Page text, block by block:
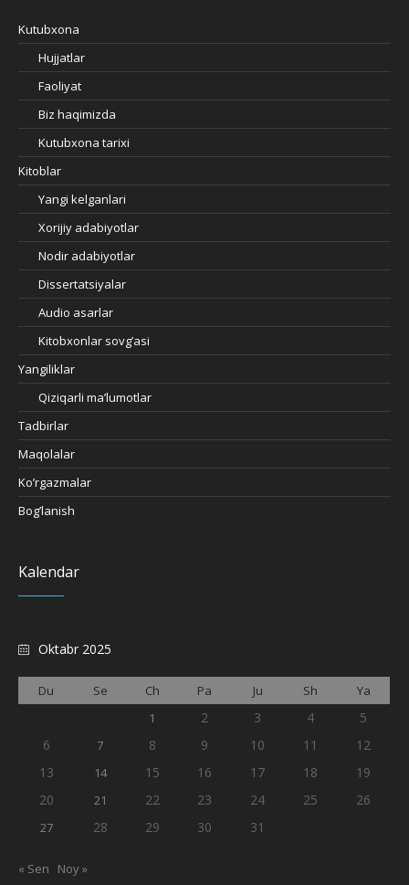
Kutubxona
Hujjatlar
Faoliyat
Biz haqimizda
Kutubxona tarixi
Kitoblar
Yangi kelganlari
Xorijiy adabiyotlar
Nodir adabiyotlar
Dissertatsiyalar
Audio asarlar
Kitobxonlar sovg’asi
Yangiliklar
Qiziqarli ma’lumotlar
Tadbirlar
Maqolalar
Ko’rgazmalar
Bog’lanish
Kalendar
Oktabr 2025
Du Se Ch Pa Ju Sh
Ya
1
2 3 4
5
6
7 8 9 10 11
12
13
14 15 16 17 18
19
20
21 22 23 24 25 26
27 28 29 30 31
« Sen Noy »